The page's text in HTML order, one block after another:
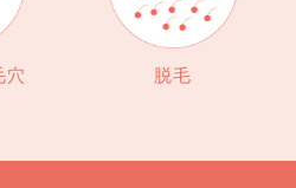
穴 脱毛